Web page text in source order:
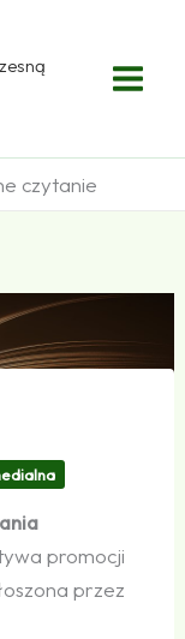
czytanie
promocji
przez